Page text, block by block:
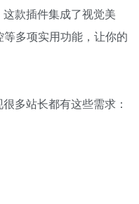
款插件集成了视觉美
多项实用功能，让你的
多站长都有这些需求：